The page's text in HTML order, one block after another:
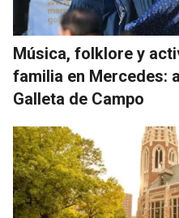
Música, folklore y
familia en Mercedes:
Galleta de Campo